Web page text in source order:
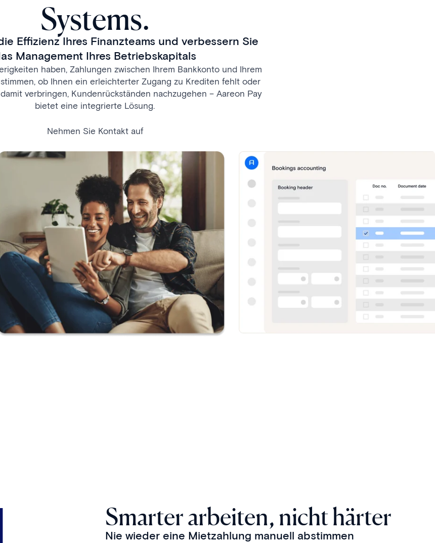
Systems.
Effizienz Ihres Finanzteams und verbessern Sie
Management Ihres Betriebskapitals
haben, Zahlungen zwischen Ihrem Bankkonto und Ihrem
ob Ihnen ein erleichterter Zugang zu Krediten fehlt oder
verbringen, Kundenrückständen nachzugehen – Aareon Pay
bietet eine integrierte Lösung.
Nehmen Sie Kontakt auf
Smarter arbeiten, nicht härter
Nie wieder eine Mietzahlung manuell abstimmen